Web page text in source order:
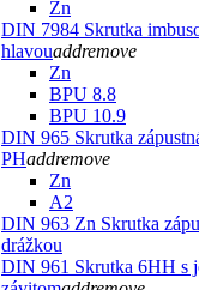
Zn
DIN 7984 Skrutka
hlavouaddremove
Zn
BPU 8.8
BPU 10.9
DIN 965 Skrutka
PHaddremove
Zn
A2
DIN 963 Zn Skrutka
drážkou
DIN 961 Skrutka 6HH s